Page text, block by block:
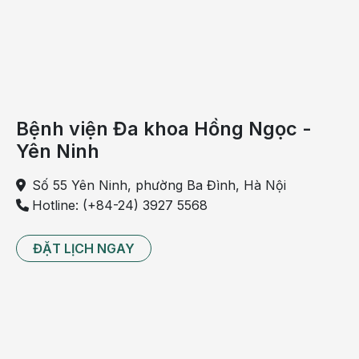
[TỔNG QUAN] Bệnh đau lưng cấp
10+ cách điều trị đau lưng cấp hiệu quả
bạn đã biết chưa?
9+ Nguyên nhân đau lưng cấp cần cảnh
Bệnh viện Đa khoa Hồng Ngọc -
Yên Ninh
Số 55 Yên Ninh, phường Ba Đình, Hà Nội
Hotline: (+84-24) 3927 5568
ĐẶT LỊCH NGAY